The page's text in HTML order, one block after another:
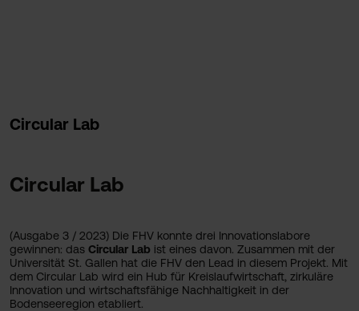
Circular Lab
Circular Lab
(Ausgabe 3 / 2023) Die FHV konnte drei Innovationslabore
gewinnen: das Circular Lab ist eines davon. Zusammen mit der
Universität St. Gallen hat die FHV den Lead in diesem Projekt. Mit
dem Circular Lab wird ein Hub für Kreislaufwirtschaft, zirkuläre
Innovation und wirtschaftsfähige Nachhaltigkeit in der
Bodenseeregion etabliert.